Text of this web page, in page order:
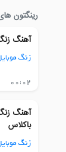
رینگتون
آهنگ
زنگ
00:02
باکلاس
زنگ